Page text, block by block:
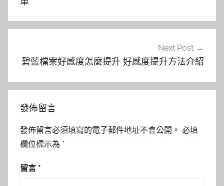
覽
Next Post
碧藍檔案好感度怎麼提升 好感度提升方法介紹
發佈留言
發佈留言必須填寫的電子郵件地址不會公開。 必填
欄位標示為 *
留言 *